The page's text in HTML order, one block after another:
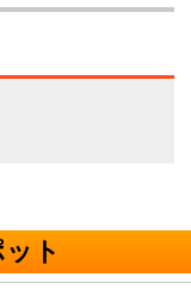
ト